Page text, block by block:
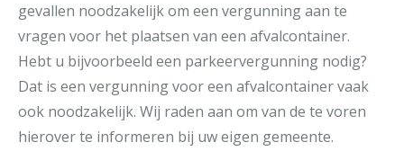
gevallen noodzakelijk om een vergunning aan te
vragen voor het plaatsen van een afvalcontainer.
Hebt u bijvoorbeeld een parkeervergunning nodig?
Dat is een vergunning voor een afvalcontainer vaak
ook noodzakelijk. Wij raden aan om van de te voren
hierover te informeren bij uw eigen gemeente.